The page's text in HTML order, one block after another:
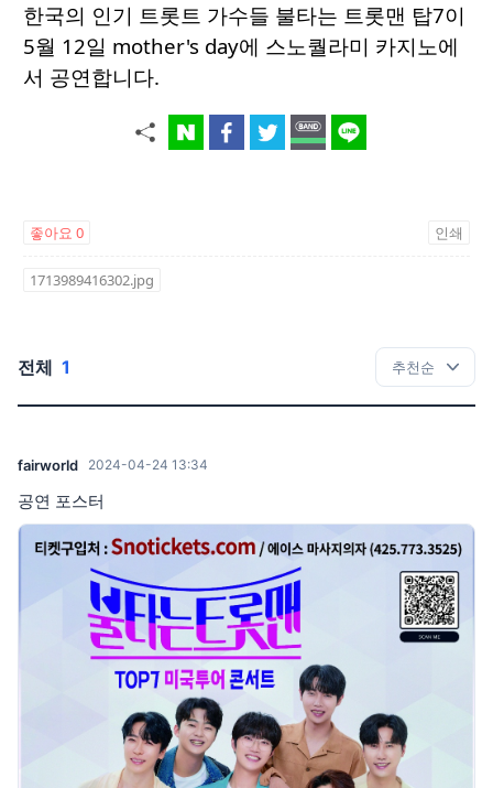
한국의 인기 트롯트 가수들 불타는 트롯맨 탑7이
5월 12일 mother's day에 스노퀄라미 카지노에
서 공연합니다.
좋아요 0 인쇄
1713989416302.jpg
전체 1
fairworld 2024-04-24 13:34
공연 포스터